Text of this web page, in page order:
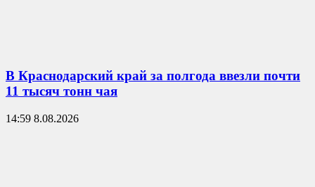
В Краснодарский край за полгода ввезли почти
11 тысяч тонн чая
14:59 8.08.2026